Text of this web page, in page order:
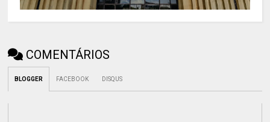
COMENTÁRIOS
BLOGGER FACEBOOK DISQUS